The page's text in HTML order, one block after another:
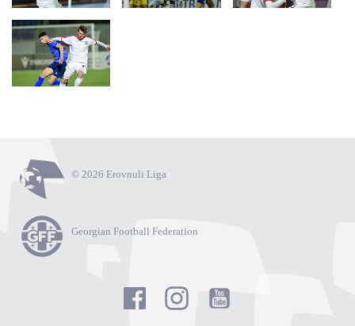
© 2026 Erovnuli Liga
Georgian Football Federation